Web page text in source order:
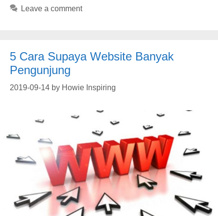
Leave a comment
5 Cara Supaya Website Banyak
Pengunjung
2019-09-14 by Howie Inspiring